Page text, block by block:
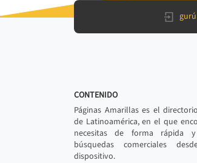
CONTENIDO
Páginas Amarillas es el
de Latinoamérica, en el que
necesitas de forma rápida
búsquedas comerciales
dispositivo.